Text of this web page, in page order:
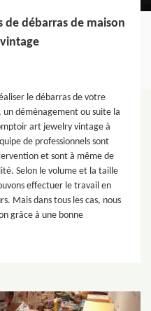
de débarras de maison
le débarras de votre
déménagement ou suite la
art jewelry vintage à
de professionnels sont
et sont à même de
Selon le volume et la taille
effectuer le travail en
Mais dans tous les cas, nous
grâce à une bonne